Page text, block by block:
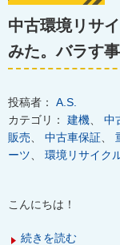
中古環境リサ
みた。バラす
投稿者： A.S.
カテゴリ： 建機 中
販売
中古車保証
ーツ
環境リサイク
こんにちは！
続きを読む